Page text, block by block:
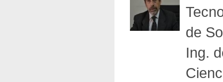
de
Ing.